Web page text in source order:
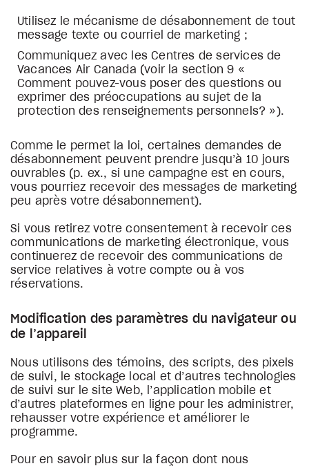
Utilisez le mécanisme de désabonnement de tout
message texte ou courriel de marketing ;
Communiquez avec les Centres de services de
Vacances Air Canada (voir la section 9 «
Comment pouvez-vous poser des questions ou
exprimer des préoccupations au sujet de la
protection des renseignements personnels? »).
Comme le permet la loi, certaines demandes de
désabonnement peuvent prendre jusqu’à 10 jours
ouvrables (p. ex., si une campagne est en cours,
vous pourriez recevoir des messages de marketing
peu après votre désabonnement).
Si vous retirez votre consentement à recevoir ces
communications de marketing électronique, vous
continuerez de recevoir des communications de
service relatives à votre compte ou à vos
réservations.
Modification des paramètres du navigateur ou
de l’appareil
Nous utilisons des témoins, des scripts, des pixels
de suivi, le stockage local et d’autres technologies
de suivi sur le site Web, l’application mobile et
d’autres plateformes en ligne pour les administrer,
rehausser votre expérience et améliorer le
programme.
Pour en savoir plus sur la façon dont nous